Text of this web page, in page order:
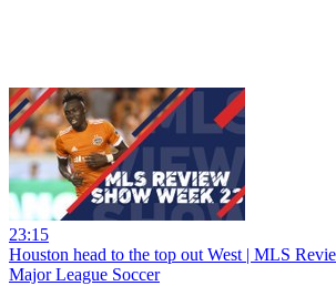
23:15
Houston head to the top out West | MLS
Major League Soccer